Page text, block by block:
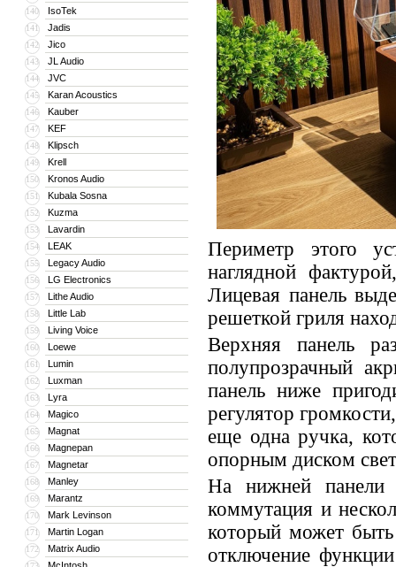
140 IsoTek
141 Jadis
142 Jico
143 JL Audio
144 JVC
145 Karan Acoustics
146 Kauber
147 KEF
148 Klipsch
149 Krell
150 Kronos Audio
151 Kubala Sosna
152 Kuzma
153 Lavardin
154 LEAK
155 Legacy Audio
156 LG Electronics
157 Lithe Audio
158 Little Lab
159 Living Voice
160 Loewe
161 Lumin
162 Luxman
163 Lyra
164 Magico
165 Magnat
166 Magnepan
167 Magnetar
168 Manley
169 Marantz
170 Mark Levinson
171 Martin Logan
172 Matrix Audio
Периметр этого
наглядной
Лицевая панель
решеткой гриля
Верхняя панель
полупрозрачный
панель ниже
регулятор
еще одна ручка,
опорным диском
На нижней панели
коммутация и
который может
отключение